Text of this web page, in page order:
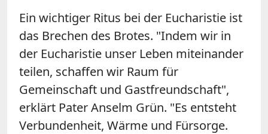
Ein wichtiger Ritus bei der Eucharistie ist
das Brechen des Brotes. "Indem wir in
der Eucharistie unser Leben miteinander
teilen, schaffen wir Raum für
Gemeinschaft und Gastfreundschaft",
erklärt Pater Anselm Grün. "Es entsteht
Verbundenheit, Wärme und Fürsorge.